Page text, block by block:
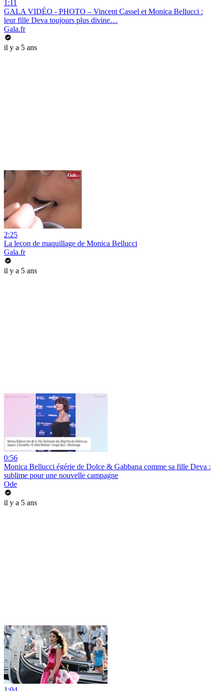
1:11
GALA VIDÉO - PHOTO – Vincent Cassel et Monica Bellucci :
leur fille Deva toujours plus divine…
Gala.fr
il y a 5 ans
2:25
La leçon de maquillage de Monica Bellucci
Gala.fr
il y a 5 ans
0:56
Monica Bellucci égérie de Dolce & Gabbana comme sa fille Deva :
sublime pour une nouvelle campagne
Ode
il y a 5 ans